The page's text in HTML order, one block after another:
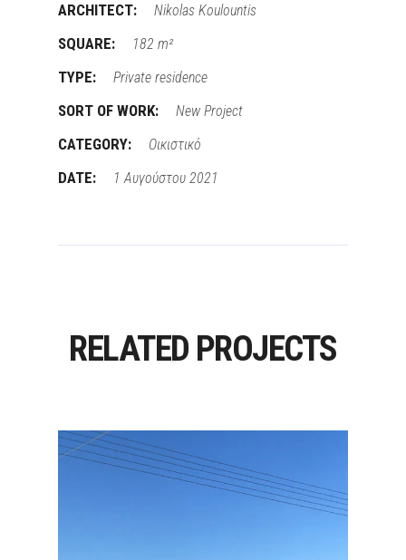
ARCHITECT: Nikolas Koulountis
SQUARE: 182 m²
TYPE: Private residence
SORT OF WORK: New Project
CATEGORY: Οικιστικό
DATE: 1 Αυγούστου 2021
RELATED PROJECTS